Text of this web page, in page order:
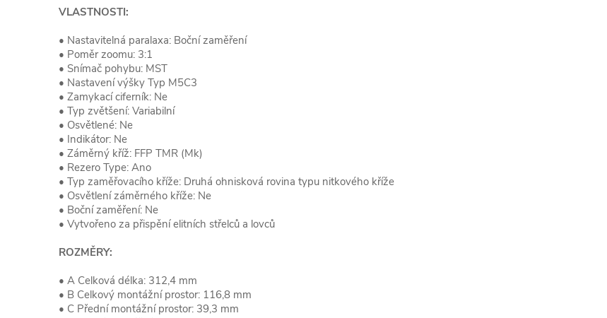
VLASTNOSTI:
• Nastavitelná paralaxa: Boční zaměření
• Poměr zoomu: 3:1
• Snímač pohybu: MST
• Nastavení výšky Typ M5C3
• Zamykací ciferník: Ne
• Typ zvětšení: Variabilní
• Osvětlené: Ne
• Indikátor: Ne
• Záměrný kříž: FFP TMR (Mk)
• Rezero Type: Ano
• Typ zaměřovacího kříže: Druhá ohnisková rovina typu nitkového kříže
• Osvětlení záměrného kříže: Ne
• Boční zaměření: Ne
• Vytvořeno za přispění elitních střelců a lovců
ROZMĚRY:
• A Celková délka: 312,4 mm
• B Celkový montážní prostor: 116,8 mm
• C Přední montážní prostor: 39,3 mm